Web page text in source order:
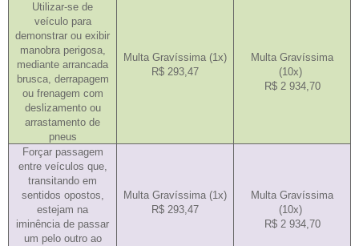
Utilizar-se de
veículo para
demonstrar ou exibir
manobra perigosa,
mediante arrancada
brusca, derrapagem
ou frenagem com
deslizamento ou
arrastamento de
pneus
Multa Gravíssima (1x)
R$ 293,47
Multa Gravíssima
(10x)
R$ 2 934,70
Forçar passagem
entre veículos que,
transitando em
sentidos opostos,
estejam na
iminência de passar
um pelo outro ao
Multa Gravíssima (1x)
R$ 293,47
Multa Gravíssima
(10x)
R$ 2 934,70